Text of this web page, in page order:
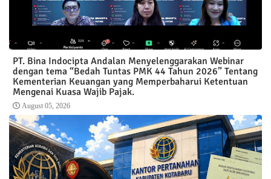
PT. Bina Indocipta Andalan Menyelenggarakan Webinar
dengan tema “Bedah Tuntas PMK 44 Tahun 2026” Tentang
Kementerian Keuangan yang Memperbaharui Ketentuan
Mengenai Kuasa Wajib Pajak.
August 05, 2026